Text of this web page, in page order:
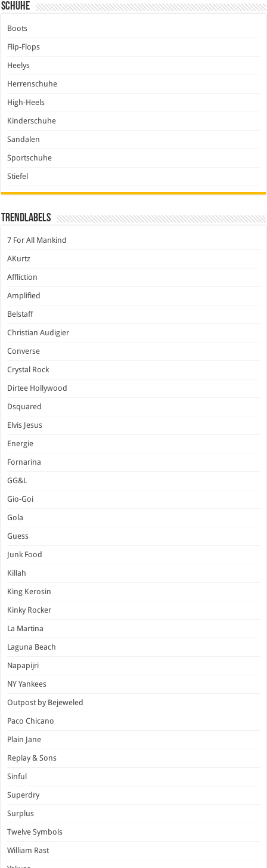
Schuhe
Boots
Flip-Flops
Heelys
Herrenschuhe
High-Heels
Kinderschuhe
Sandalen
Sportschuhe
Stiefel
Trendlabels
7 For All Mankind
AKurtz
Affliction
Amplified
Belstaff
Christian Audigier
Converse
Crystal Rock
Dirtee Hollywood
Dsquared
Elvis Jesus
Energie
Fornarina
GG&L
Gio-Goi
Gola
Guess
Junk Food
Killah
King Kerosin
Kinky Rocker
La Martina
Laguna Beach
Napapijri
NY Yankees
Outpost by Bejeweled
Paco Chicano
Plain Jane
Replay & Sons
Sinful
Superdry
Surplus
Twelve Symbols
William Rast